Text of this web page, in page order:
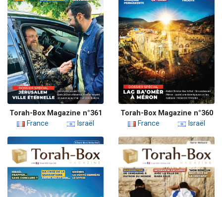
Torah-Box Magazine n°361
France
Israël
Torah-Box Magazine n°360
France
Israël